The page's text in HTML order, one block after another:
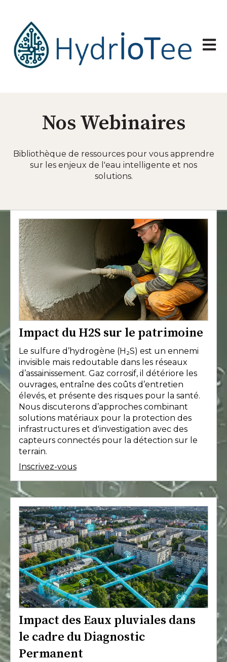
Nos Webinaires
Bibliothèque de ressources pour vous apprendre
sur les enjeux de l'eau intelligente et nos
solutions.
Impact du H2S sur le patrimoine
Le sulfure d’hydrogène (H₂S) est un ennemi
invisible mais redoutable dans les réseaux
d’assainissement. Gaz corrosif, il détériore les
ouvrages, entraîne des coûts d’entretien
élevés, et présente des risques pour la santé.
Nous discuterons d’approches combinant
solutions matériaux pour la protection des
infrastructures et d'investigation avec des
capteurs connectés pour la détection sur le
terrain.
Inscrivez-vous
Impact des Eaux pluviales dans
le cadre du Diagnostic
Permanent